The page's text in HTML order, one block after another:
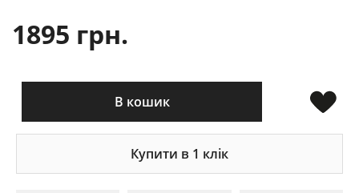
1895 грн.
В кошик
Купити в 1 клік